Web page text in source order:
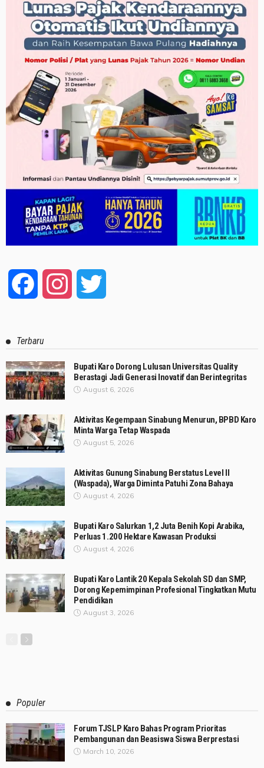
Facebook Instagram
Terbaru
Bupati Karo Dorong Lulusan Universitas Quality
Berastagi Jadi Generasi Inovatif dan Berintegritas
August 6, 2026
Aktivitas Kegempaan Sinabung Menurun, BPBD Karo
Minta Warga Tetap Waspada
August 5, 2026
Aktivitas Gunung Sinabung Berstatus Level II
(Waspada), Warga Diminta Patuhi Zona Bahaya
August 4, 2026
Bupati Karo Salurkan 1,2 Juta Benih Kopi Arabika,
Perluas 1.200 Hektare Kawasan Produksi
August 4, 2026
Bupati Karo Lantik 20 Kepala Sekolah SD dan SMP,
Dorong Kepemimpinan Profesional Tingkatkan Mutu
Pendidikan
August 3, 2026
Populer
Forum TJSLP Karo Bahas Program Prioritas
Pembangunan dan Beasiswa Siswa Berprestasi
March 10, 2026